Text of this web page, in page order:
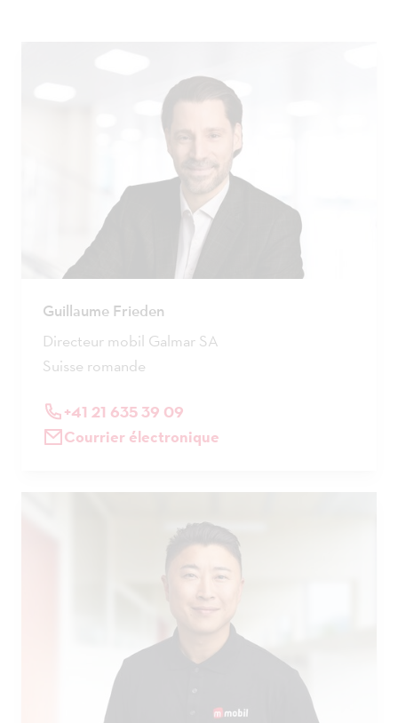
Guillaume Frieden
Directeur mobil Galmar SA
Suisse romande
+41 21 635 39 09
Courrier électronique